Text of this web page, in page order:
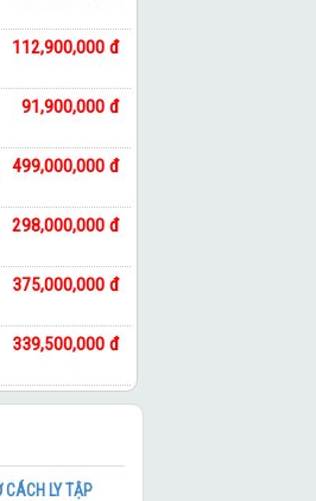
112,900,000 đ
91,900,000 đ
499,000,000 đ
298,000,000 đ
375,000,000 đ
339,500,000 đ
275,000,000 đ
trình tham khảo
LY TẬP